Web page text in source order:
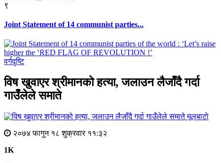
९
Joint Statement of 14 communist parties...
वर्गदृष्टि
विष खुवाएर श्रीमानको हत्या, जलाउन लैजाँदै गर्दा
गाउँलेले समाते
मूलबाटाे
२०७४ फागुन १८ शुक्रवार ११:३२
1K